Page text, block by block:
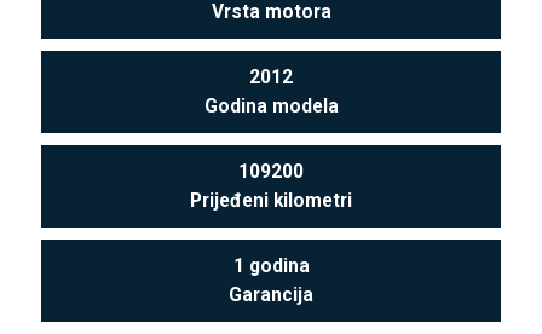
Vrsta motora
2012
Godina modela
109200
Prijeđeni kilometri
1 godina
Garancija